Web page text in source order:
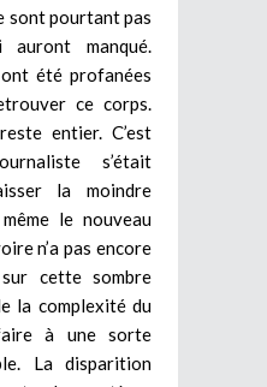
sont pourtant pas
manqué.
été profanées
ce corps.
entier. C’est
s’était
la moindre
le nouveau
n’a pas encore
cette sombre
la complexité du
à une sorte
La disparition